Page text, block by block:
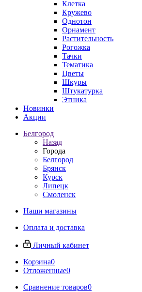
Клетка
Кружево
Однотон
Орнамент
Растительность
Рогожка
Тачки
Тематика
Цветы
Шкуры
Штукатурка
Этника
Новинки
Акции
Белгород
Назад
Города
Белгород
Брянск
Курск
Липецк
Смоленск
Наши магазины
Оплата и доставка
Личный кабинет
Корзина0
Отложенные0
Сравнение товаров0